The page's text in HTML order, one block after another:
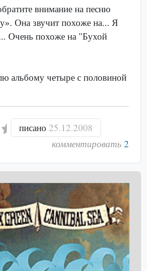
внимание на песню
Она звучит похоже на... Я
Очень похоже на "Бухой
альбому четыре с половиной
писано 25.12.2008
комментировать 2